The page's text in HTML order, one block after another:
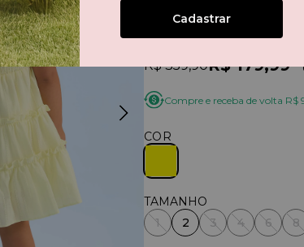
R$ 359,90R$ 179,99
Compre e receba de volta
COR
1 2 3 4 6 8
Cadastrar